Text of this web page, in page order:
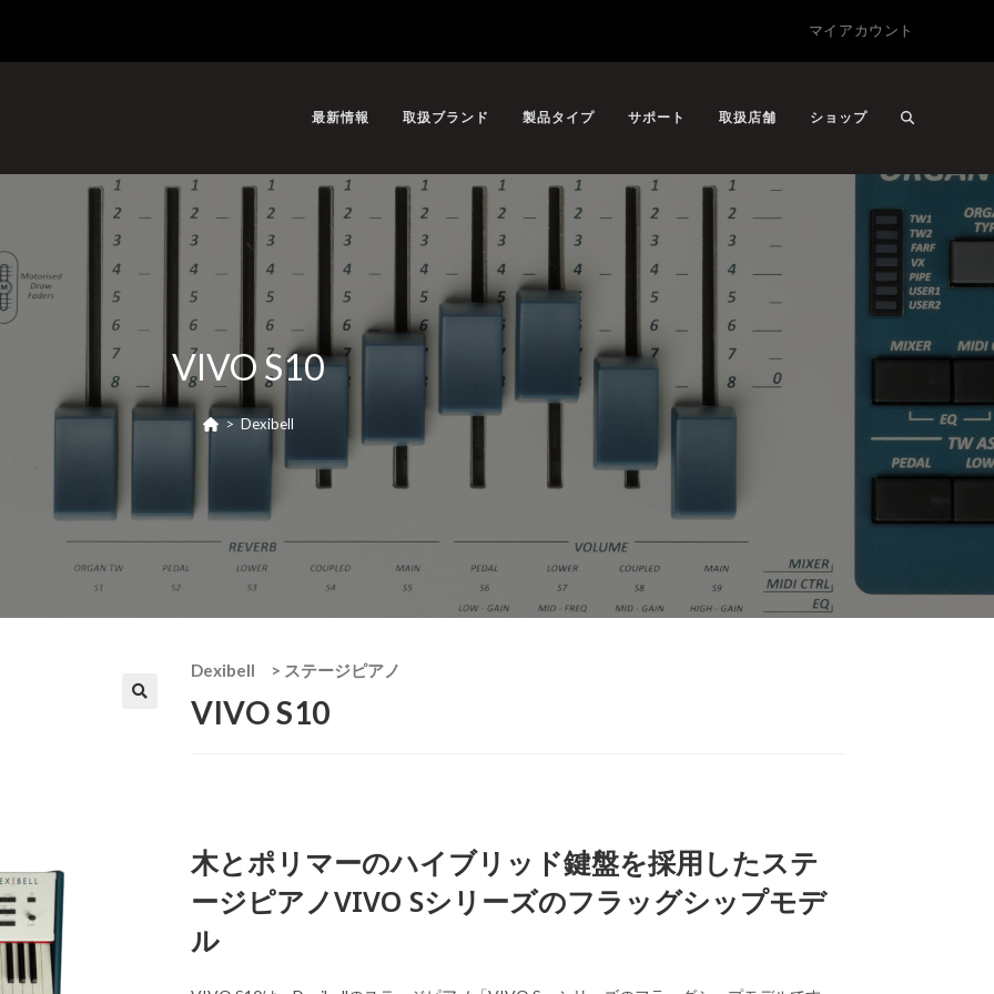
マイアカウント
最新情報 取扱ブランド 製品タイプ サポート 取扱店舗 ショップ
VIVO S10
> Dexibell
Dexibell > ステージピアノ
VIVO S10
木とポリマーのハイブリッド鍵盤を採用したステ
ージピアノVIVO Sシリーズのフラッグシップモデ
ル